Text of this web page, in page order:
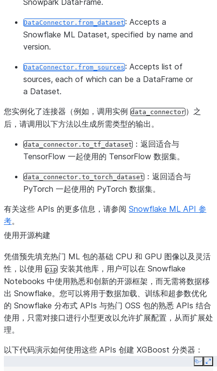
Snowpark DataFrame.
DataConnector.from_dataset: Accepts a
Snowflake ML Dataset, specified by name and
version.
DataConnector.from_sources: Accepts list of
sources, each of which can be a DataFrame or
a Dataset.
您实例化了连接器（例如，调用实例 data_connector ）之
后，请调用以下方法以生成所需类型的输出。
data_connector.to_tf_dataset ：返回适合与
TensorFlow 一起使用的 TensorFlow 数据集。
data_connector.to_torch_dataset ：返回适合与
PyTorch 一起使用的 PyTorch 数据集。
有关这些 APIs 的更多信息，请参阅 Snowflake ML API 参
考。
使用开源构建
凭借预先填充热门 ML 包的基础 CPU 和 GPU 图像以及灵活
性，以使用 pip 安装其他库，用户可以在 Snowflake
Notebooks 中使用熟悉和创新的开源框架，而无需将数据移
出 Snowflake。您可以将用于数据加载、训练和超参数优化
的 Snowflake 分布式 APIs 与热门 OSS 包的熟悉 APIs 结合
使用，只需对接口进行小型更改以允许扩展配置，从而扩展处
理。
以下代码演示如何使用这些 APIs 创建 XGBoost 分类器：
Copy